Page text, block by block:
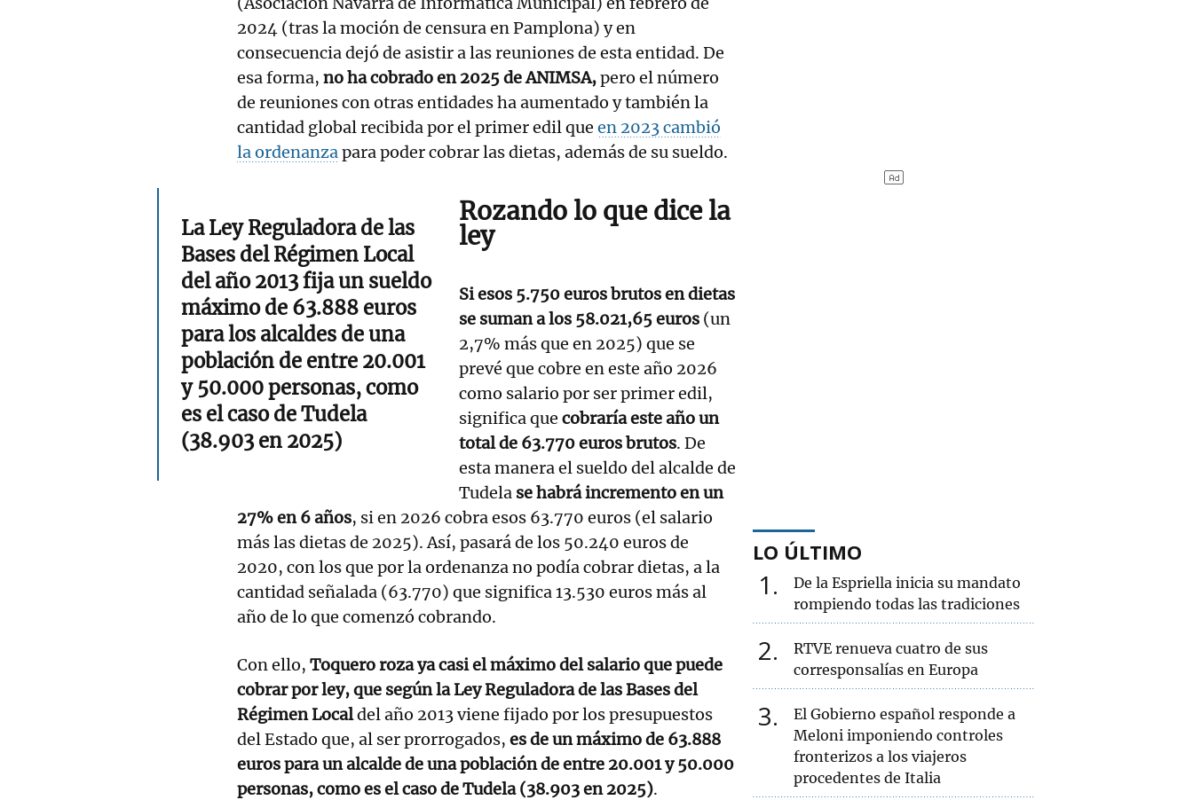
2024 (tras la moción de censura en Pamplona) y en
consecuencia dejó de asistir a las reuniones de esta entidad. De
esa forma, no ha cobrado en 2025 de ANIMSA,pero el número
de reuniones con otras entidades ha aumentado y también la
cantidad global recibida por el primer edil que en 2023 cambió
la ordenanzapara poder cobrar las dietas, además de su sueldo.
La Ley Reguladora de las
Bases del Régimen Local
del año 2013 fija un sueldo
máximo de 63.888 euros
para los alcaldes de una
población de entre 20.001
y 50.000 personas, como
es el caso de Tudela
(38.903 en 2025)
Rozando lo que dice la
ley
Si esos 5.750 euros brutos en dietas
se suman a los 58.021,65 euros (un
2,7% más que en 2025) que se
prevé que cobre en este año 2026
como salario por ser primer edil,
significa quecobraría este año un
total de 63.770 euros brutos. De
esta manera el sueldo del alcalde de
Tudela se habrá incremento en un
27% en 6 años, si en 2026 cobra esos 63.770 euros (el salario
más las dietas de 2025). Así, pasará de los 50.240 euros de
2020, con los que por la ordenanza no podía cobrar dietas, a la
cantidad señalada (63.770) que significa 13.530 euros más al
año de lo que comenzó cobrando.
Con ello, Toquero roza ya casi el máximo del salario que puede
cobrar por ley, que según la Ley Reguladora de las Bases del
Régimen Localdel año 2013 viene fijado por los presupuestos
del Estado que, al ser prorrogados, es de un máximo de 63.888
euros para un alcalde de una población de entre 20.001 y 50.000
personas, como es el caso de Tudela (38.903 en 2025).
LO ÚLTIMO
1
De la Espriella inicia su mandato
rompiendo todas las tradiciones
2
RTVE renueva cuatro de sus
corresponsalías en Europa
3
El Gobierno español responde a
Meloni imponiendo controles
fronterizos a los viajeros
procedentes de Italia